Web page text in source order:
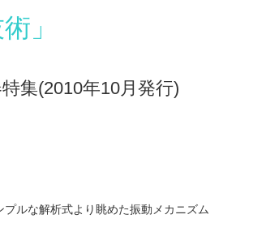
」
集(2010年10月発行)
ルな解析式より眺めた振動メカニズム